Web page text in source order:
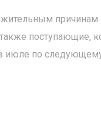
поступающие,
июле по